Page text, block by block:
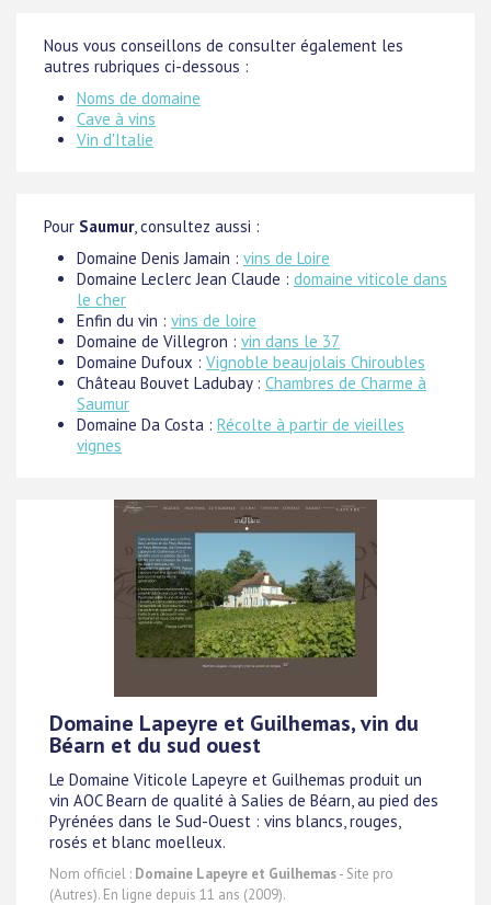
Nous vous conseillons de consulter également les
autres rubriques ci-dessous :
Noms de domaine
Cave à vins
Vin d'Italie
Pour Saumur, consultez aussi :
Domaine Denis Jamain : vins de Loire
Domaine Leclerc Jean Claude : domaine viticole dans
le cher
Enfin du vin : vins de loire
Domaine de Villegron : vin dans le 37
Domaine Dufoux : Vignoble beaujolais Chiroubles
Château Bouvet Ladubay : Chambres de Charme à
Saumur
Domaine Da Costa : Récolte à partir de vieilles
vignes
Domaine Lapeyre et Guilhemas, vin du
Béarn et du sud ouest
Le Domaine Viticole Lapeyre et Guilhemas produit un
vin AOC Bearn de qualité à Salies de Béarn, au pied des
Pyrénées dans le Sud-Ouest : vins blancs, rouges,
rosés et blanc moelleux.
Nom officiel : Domaine Lapeyre et Guilhemas- Site pro
(Autres). En ligne depuis 11 ans (2009).